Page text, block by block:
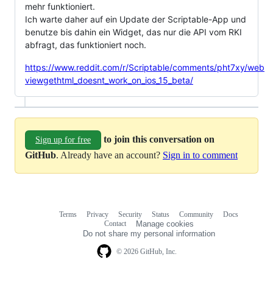
mehr funktioniert.
Ich warte daher auf ein Update der Scriptable-App und
benutze bis dahin ein Widget, das nur die API vom RKI
abfragt, das funktioniert noch.
https://www.reddit.com/r/Scriptable/comments/pht7xy/web
viewgethtml_doesnt_work_on_ios_15_beta/
Sign up for free
to join this conversation on
GitHub. Already have an account? Sign in to comment
© 2026 GitHub, Inc.
Terms Privacy Security Status Community
Docs
Contact
Manage cookies
Do not share my personal information